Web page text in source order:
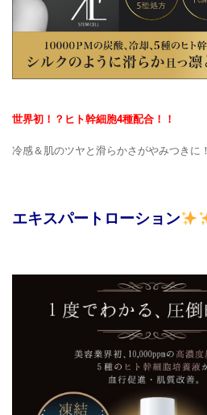
世界初！？ヒト幹細胞4種配合！！
冷感＆肌のツヤと滑らかさがやみつきに！
エキスパートローション